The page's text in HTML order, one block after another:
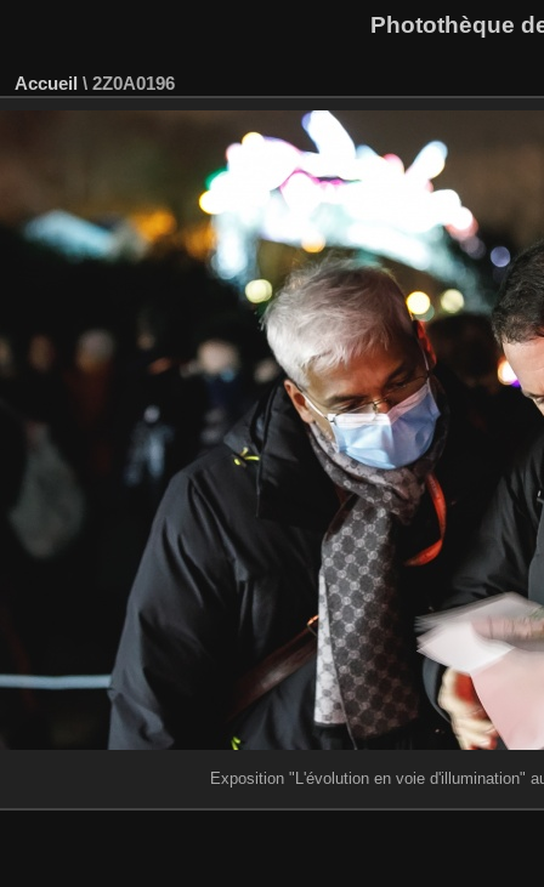
Photothèque
Accueil \ 2Z0A0196
Exposition "L'évolution en voie d'illumination"